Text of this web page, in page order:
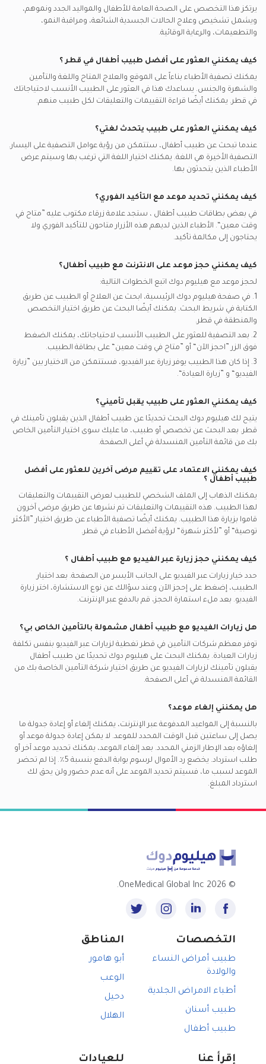
أفضل اطباء الأطفال في الدوحة
أفضل أطباء القلب في الدوحة
أفضل أخصائيين أمراض الصدر في الدوحة
الأمراض المعدية عند الأطفال, الدوحة
حديثي الولادة, الدوحة
طب الأطفال التنموي, الدوحة
أمراض الأطفال العصبية, الدوحة
متابعة تغذية حديثي الولادة, الدوحة
الرعايَة الأوَّلية لحديثي الولادة, الدوحة
سيجنا يدعم تأمين اطباء الأطفال
None يدعم تأمين اطباء الأطفال
سيب يدعم تأمين اطباء الأطفال
نيورون يدعم تأمين اطباء الأطفال
ناس يدعم تأمين اطباء الأطفال
أتنا يدعم تأمين اطباء الأطفال
بوبا يدعم تأمين اطباء الأطفال
مدنت يدعم تأمين اطباء الأطفال
مكالمات الفيديو مع اطباء نفسيين
مكالمات الفيديو مع جراحيي
مكالمات الفيديو مع اطباء باطنية
يرتكز هذا التخصص على الصحة العامة للأطفال والمواليد الجدد ونموهم،
ويشمل تشخيص وعلاج الحالات الجسدية الشائعة، ومراقبة النمو،
والتطعيمات، والرعاية الوقائية.
كيف يمكنني العثور على أفضل طبيب أطفال في قطر ؟
يمكنك تصفية الأطباء بناءاً على الموقع والعلاج المتاح واللغة والتأمين
والشهرة والجنس. يساعدك هذا في العثور على الطبيب الأنسب لاحتياجاتك
في قطر. يمكنك أيضًا قراءة التقييمات والتعليقات لكل طبيب منهم.
كيف يمكنني العثور على طبيب يتحدث لغتي؟
عندما تبحث عن طبيب أطفال، ستتمكن من رؤية عوامل التصفية على اليسار.
التصفية الأخيرة هي اللغة. يمكنك اختيار اللغة التي ترغب بها وسيتم عرض
الأطباء الذين يتحدثون بها.
كيف يمكنني تحديد موعد مع التأكيد الفوري؟
في بعض بطاقات طبيب أطفال ، ستجد علامة زرقاء مكتوب عليه ”متاح في
وقت معين“. الأطباء الذين لديهم هذه الأزرار متاحون للتأكيد الفوري ولا
يحتاجون إلى مكالمة تأكيد.
كيف يمكنني حجز موعد على الانترنت مع طبيب أطفال؟
لحجز موعد مع هيليوم دوك اتبع الخطوات التالية:
1. في صفحة هيليوم دوك الرئيسية، ابحث عن العلاج أو الطبيب عن طريق
الكتابة في شريط البحث. يمكنك أيضًا البحث عن طريق اختيار التخصص
والمنطقة في قطر.
2. بعد التصفية للعثور على الطبيب الأنسب لاحتياجاتك، يمكنك الضغط
فوق الزر ”احجز الآن“ أو ”متاح في وقت معين“ على بطاقة الطبيب.
3. إذا كان هذا الطبيب يوفر زيارة عبر الفيديو، فستتمكن من الاختيار بين ”زيارة
الفيديو“ و ”زيارة العيادة“.
كيف يمكنني العثور على طبيب يقبل تأميني؟
يتيح لك هيليوم دوك البحث تحديدًا عن طبيب أطفال الذين يقبلون تأمينك في
قطر. بعد البحث عن تخصص أو طبيب، ما عليك سوى اختيار التأمين الخاص
بك من قائمة التأمين المنسدلة في أعلى الصفحة.
كيف يمكنني الاعتماد على تقييم مرضى آخرين للعثور على أفضل
طبيب أطفال ؟
يمكنك الذهاب إلى الملف الشخصي للطبيب لعرض التقييمات والتعليقات
لهذا الطبيب. هذه التقييمات والتعليقات تم نشرها عن طريق مرضى آخرون
قاموا بزيارة هذا الطبيب. يمكنك أيضًا تصفية الأطباء عن طريق اختيار ”الأكثر
توصية“ أو ”لأكثر شهرة“ لرؤية أفضل الأطباء في قطر.
كيف يمكنني حجز زيارة عبر الفيديو مع طبيب أطفال ؟
حدد خيار زيارات عبر الفيديو على الجانب الأيسر من الصفحة. بعد اختيار
الطبيب، إضغط على إحجز الآن وعند سؤالك عن نوع الاستشارة، اختر زيارة
الفيديو. بعد ملء استمارة الحجز، قم بالدفع عبر الإنترنت.
هل زيارات الفيديو مع طبيب أطفال مشمولة بالتأمين الخاص بي؟
توفر معظم شركات التأمين في قطر تغطية لزيارات عبر الفيديو بنفس تكلفة
زيارات العيادة. يمكنك البحث على هيليوم دوك تحديدًا عن طبيب أطفال
يقبلون تأمينك لزيارات الفيديو عن طريق اختيار شركة التأمين الخاصة بك من
القائمة المنسدلة في أعلى الصفحة.
هل يمكنني إلغاء موعد؟
بالنسبة إلى المواعيد المدفوعة عبر الإنترنت، يمكنك إلغاء أو إعادة جدولة ما
يصل إلى ساعتين قبل الوقت المحدد للموعد. لا يمكن إعادة جدولة موعد أو
إلغاؤه بعد الإطار الزمني المحدد. بعد إلغاء الموعد، يمكنك تحديد موعد آخر أو
طلب استرداد. يخضع رد الأموال لرسوم بوابة الدفع بنسبة 5٪. إذا لم تحضر
الموعد لسبب ما، فسيتم تحديد الموعد على أنه عدم حضور ولن يحق لك
استرداد المبلغ.
©
2026 OneMedical Global Inc.
التخصصات
طبيب أمراض النساء
والولادة
أطباء الامراض الجلدية
طبيب أسنان
طبيب أطفال
المناطق
أبو هامور
الوعب
دحيل
الهلال
إقرأ عنا للعيادات